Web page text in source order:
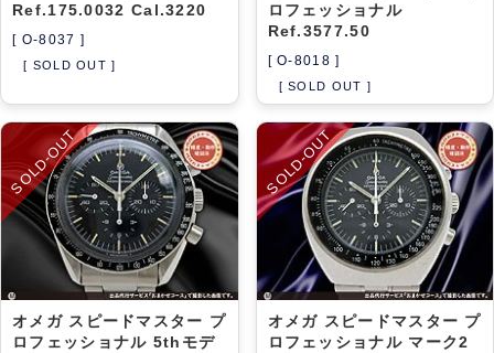
Ref.175.0032 Cal.3220
[ O-8037 ]
[ SOLD OUT ]
ロフェッショナル
Ref.3577.50
[ O-8018 ]
[ SOLD OUT ]
SOLD-OUT
オメガ スピードマスター プ
ロフェッショナル 5thモデ
SOLD-OUT
オメガ スピードマスター プ
ロフェッショナル マーク2